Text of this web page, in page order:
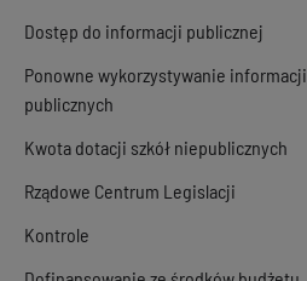
Dostęp do informacji publicznej
Ponowne wykorzystywanie informacji
publicznych
Kwota dotacji szkół niepublicznych
Rządowe Centrum Legislacji
Kontrole